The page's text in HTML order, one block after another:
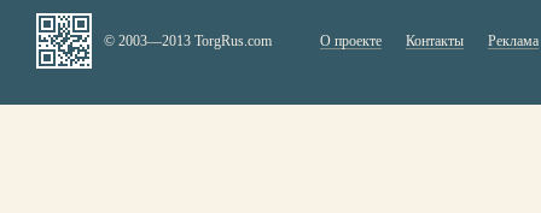
© 2003—2013 TorgRus.com О проекте Контакты Реклама